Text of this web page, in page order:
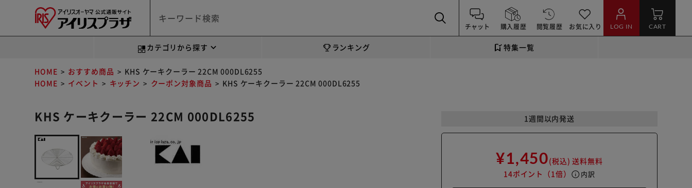
チャット 購入履歴 閲覧履歴 お気に入り LOG IN CART
カテゴリから探す ランキング 特集一覧
HOME おすすめ商品
KHS ケーキクーラー 22CM 000DL6255
HOME
イベント キッチン クーポン対象商品 KHS ケーキクーラー 22CM 000DL6255
KHS ケーキクーラー 22CM 000DL6255 1週間以内発送
¥1,450(税込) 送料無料
14ポイント （1倍） info 内訳